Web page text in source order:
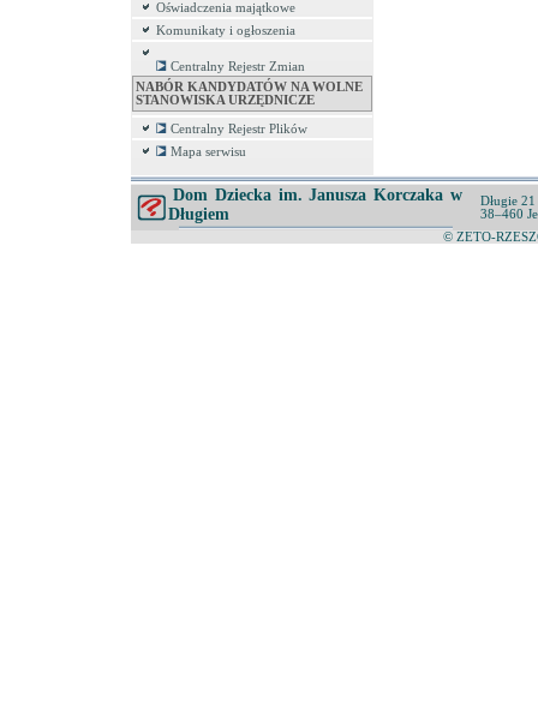
Oświadczenia majątkowe
Komunikaty i ogłoszenia
Centralny Rejestr Zmian
NABÓR KANDYDATÓW NA WOLNE
STANOWISKA URZĘDNICZE
Centralny Rejestr Plików
Mapa serwisu
Dom Dziecka im. Janusza Korczaka w
Długiem
Długie 21
38–460
© ZETO-